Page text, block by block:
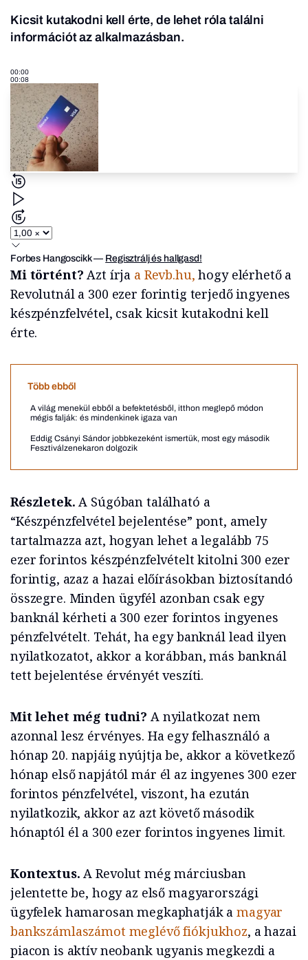
Kicsit kutakodni kell érte, de lehet róla találni
információt az alkalmazásban.
00:00
00:08
Forbes Hangoscikk— Regisztrálj és hallgasd!
Mi történt? Azt írja a Revb.hu, hogy elérhető a
Revolutnál a 300 ezer forintig terjedő ingyenes
készpénzfelvétel, csak kicsit kutakodni kell
érte.
Több ebből
A világ menekül ebből a befektetésből, itthon meglepő módon
mégis falják: és mindenkinek igaza van
Eddig Csányi Sándor jobbkezeként ismertük, most egy második
Fesztiválzenekaron dolgozik
Részletek.A Súgóban található a
“Készpénzfelvétel bejelentése” pont, amely
tartalmazza azt, hogyan lehet a legalább 75
ezer forintos készpénzfelvételt kitolni 300 ezer
forintig, azaz a hazai előírásokban biztosítandó
összegre. Minden ügyfél azonban csak egy
banknál kérheti a 300 ezer forintos ingyenes
pénzfelvételt. Tehát, ha egy banknál lead ilyen
nyilatkozatot, akkor a korábban, más banknál
tett bejelentése érvényét veszíti.
Mit lehet még tudni? A nyilatkozat nem
azonnal lesz érvényes. Ha egy felhasználó a
hónap 20. napjáig nyújtja be, akkor a következő
hónap első napjától már él az ingyenes 300 ezer
forintos pénzfelvétel, viszont, ha ezután
nyilatkozik, akkor az azt követő második
hónaptól él a 300 ezer forintos ingyenes limit.
Kontextus. A Revolut még márciusban
jelentette be, hogy az első magyarországi
ügyfelek hamarosan megkaphatják amagyar
bankszámlaszámot meglévő fiókjukhoz, a hazai
piacon is aktív neobank ugyanis megkezdi a